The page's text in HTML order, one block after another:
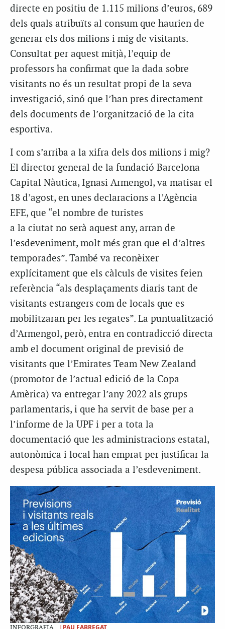
directe en positiu de 1.115 milions d’euros, 689
dels quals atribuïts al consum que haurien de
generar els dos milions i mig de visitants.
Consultat per aquest mitjà, l’equip de
professors ha confirmat que la dada sobre
visitants no és un resultat propi de la seva
investigació, sinó que l’han pres directament
dels documents de l’organització de la cita
esportiva.
I com s’arriba a la xifra dels dos milions i mig?
El director general de la fundació Barcelona
Capital Nàutica, Ignasi Armengol, va matisar el
18 d’agost, en unes declaracions a l’Agència
EFE, que “el nombre de turistes
a la ciutat no serà aquest any, arran de
l’esdeveniment, molt més gran que el d’altres
temporades”. També va reconèixer
explícitament que els càlculs de visites feien
referència “als desplaçaments diaris tant de
visitants estrangers com de locals que es
mobilitzaran per les regates”. La puntualització
d’Armengol, però, entra en contradicció directa
amb el document original de previsió de
visitants que l’Emirates Team New Zealand
(promotor de l’actual edició de la Copa
Amèrica) va entregar l’any 2022 als grups
parlamentaris, i que ha servit de base per a
l’informe de la UPF i per a tota la
documentació que les administracions estatal,
autonòmica i local han emprat per justificar la
despesa pública associada a l’esdeveniment.
|PAU FABREGAT